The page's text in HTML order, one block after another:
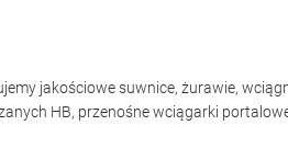
jakościowe suwnice, żurawie,
HB, przenośne wciągarki